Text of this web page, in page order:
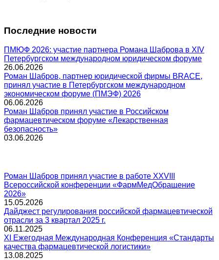
Последние новости
ПМЮФ 2026: участие партнера Романа Шаброва в XIV
Петербургском международном юридическом форуме
26.06.2026
Роман Шабров, партнер юридической фирмы BRACE,
принял участие в Петербургском международном
экономическом форуме (ПМЭФ) 2026
06.06.2026
Роман Шабров принял участие в Российском
фармацевтическом форуме «Лекарственная
безопасность»
03.06.2026
Роман Шабров принял участие в работе XXVIII
Всероссийской конференции «ФармМедОбращение
2026»
15.05.2026
Дайджест регулирования российской фармацевтической
отрасли за 3 квартал 2025 г.
06.11.2025
XI Ежегодная Международная Конференция «Стандарты
качества фармацевтической логистики»
13.08.2025